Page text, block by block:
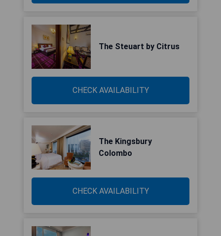
The Steuart by Citrus
CHECK AVAILABILITY
The Kingsbury
Colombo
CHECK AVAILABILITY